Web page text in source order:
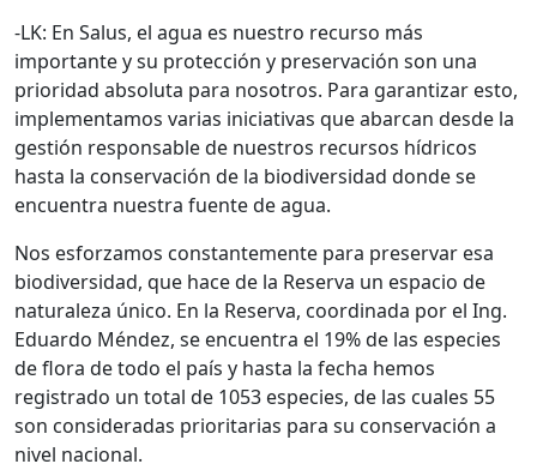
-LK: En Salus, el agua es nuestro recurso más
importante y su protección y preservación son una
prioridad absoluta para nosotros. Para garantizar esto,
implementamos varias iniciativas que abarcan desde la
gestión responsable de nuestros recursos hídricos
hasta la conservación de la biodiversidad donde se
encuentra nuestra fuente de agua.
Nos esforzamos constantemente para preservar esa
biodiversidad, que hace de la Reserva un espacio de
naturaleza único. En la Reserva, coordinada por el Ing.
Eduardo Méndez, se encuentra el 19% de las especies
de flora de todo el país y hasta la fecha hemos
registrado un total de 1053 especies, de las cuales 55
son consideradas prioritarias para su conservación a
nivel nacional.